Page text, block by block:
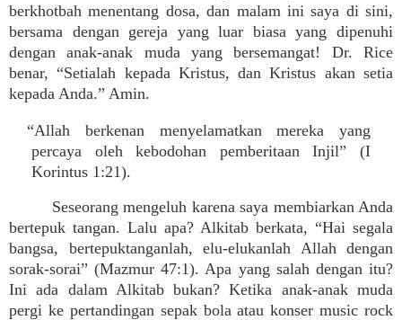
berkhotbah menentang dosa, dan malam ini saya di sini,
bersama dengan gereja yang luar biasa yang dipenuhi
dengan anak-anak muda yang bersemangat! Dr. Rice
benar, “Setialah kepada Kristus, dan Kristus akan setia
kepada Anda.” Amin.
“Allah berkenan menyelamatkan mereka yang
percaya oleh kebodohan pemberitaan Injil” (I
Korintus 1:21).
Seseorang mengeluh karena saya membiarkan Anda
bertepuk tangan. Lalu apa? Alkitab berkata, “Hai segala
bangsa, bertepuktanganlah, elu-elukanlah Allah dengan
sorak-sorai” (Mazmur 47:1). Apa yang salah dengan itu?
Ini ada dalam Alkitab bukan? Ketika anak-anak muda
pergi ke pertandingan sepak bola atau konser music rock